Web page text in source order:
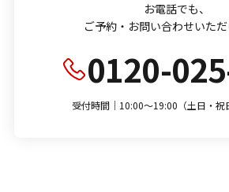
お電話でも、
ご予約・お問い合わせいただ
0120-
受付時間｜10:00～19:00（土日・祝